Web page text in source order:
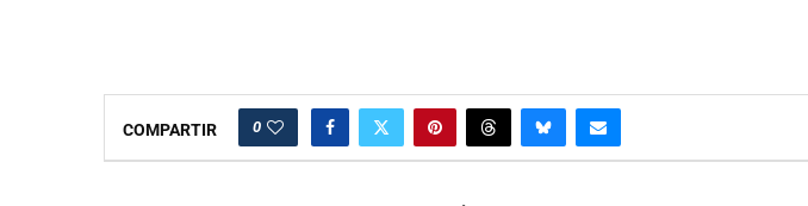
COMPARTIR 0